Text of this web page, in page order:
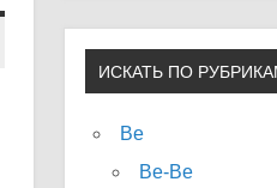
ИСКАТЬ ПО
Be
Be-Be